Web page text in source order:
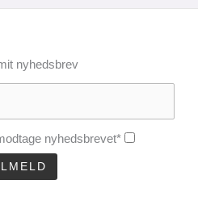
nyhedsbrev
nyhedsbrevet*